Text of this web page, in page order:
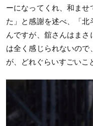
ーになってくれ、和ませ
た」と感謝を述べ、「北
んですが、舘さんはま
は全く感じられないの
が、どれぐらいすごいこ